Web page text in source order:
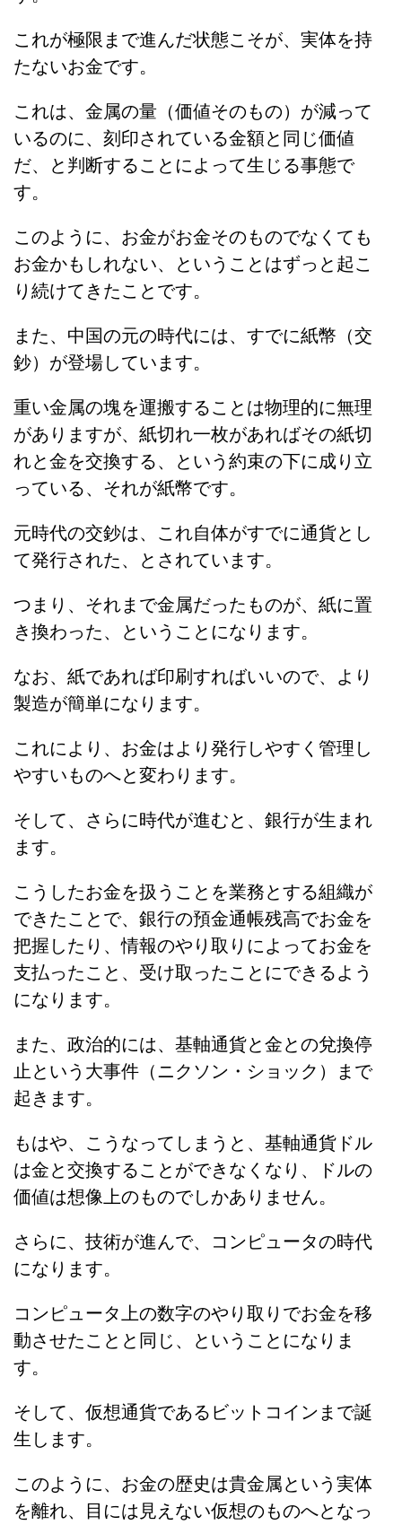
これが極限まで進んだ状態こそが、実体を持
たないお金です。
これは、金属の量（価値そのもの）が減って
いるのに、刻印されている金額と同じ価値
だ、と判断することによって生じる事態で
す。
このように、お金がお金そのものでなくても
お金かもしれない、ということはずっと起こ
り続けてきたことです。
また、中国の元の時代には、すでに紙幣（交
鈔）が登場しています。
重い金属の塊を運搬することは物理的に無理
がありますが、紙切れ一枚があればその紙切
れと金を交換する、という約束の下に成り立
っている、それが紙幣です。
元時代の交鈔は、これ自体がすでに通貨とし
て発行された、とされています。
つまり、それまで金属だったものが、紙に置
き換わった、ということになります。
なお、紙であれば印刷すればいいので、より
製造が簡単になります。
これにより、お金はより発行しやすく管理し
やすいものへと変わります。
そして、さらに時代が進むと、銀行が生まれ
ます。
こうしたお金を扱うことを業務とする組織が
できたことで、銀行の預金通帳残高でお金を
把握したり、情報のやり取りによってお金を
支払ったこと、受け取ったことにできるよう
になります。
また、政治的には、基軸通貨と金との兌換停
止という大事件（ニクソン・ショック）まで
起きます。
もはや、こうなってしまうと、基軸通貨ドル
は金と交換することができなくなり、ドルの
価値は想像上のものでしかありません。
さらに、技術が進んで、コンピュータの時代
になります。
コンピュータ上の数字のやり取りでお金を移
動させたことと同じ、ということになりま
す。
そして、仮想通貨であるビットコインまで誕
生します。
このように、お金の歴史は貴金属という実体
を離れ、目には見えない仮想のものへとなっ